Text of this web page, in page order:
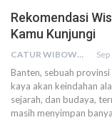
Rekomendasi
Kamu Kunjungi
CATUR WIBOWO
Banten, sebuah provinsi
kaya akan keindahan
sejarah, dan budaya,
masih menyimpan